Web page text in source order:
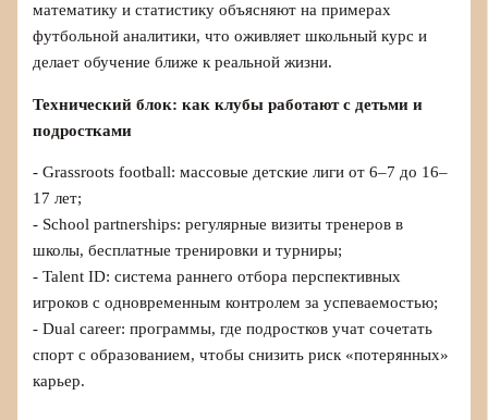
математику и статистику объясняют на примерах
футбольной аналитики, что оживляет школьный курс и
делает обучение ближе к реальной жизни.
Технический блок: как клубы работают с детьми и
подростками
- Grassroots football: массовые детские лиги от 6–7 до 16–
17 лет;
- School partnerships: регулярные визиты тренеров в
школы, бесплатные тренировки и турниры;
- Talent ID: система раннего отбора перспективных
игроков с одновременным контролем за успеваемостью;
- Dual career: программы, где подростков учат сочетать
спорт с образованием, чтобы снизить риск «потерянных»
карьер.